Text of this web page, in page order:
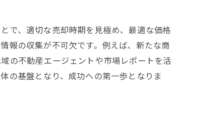
で、適切な売却時期を見極め、最適な価格
報の収集が不可欠です。例えば、新たな商
の不動産エージェントや市場レポートを活
の基盤となり、成功への第一歩となりま